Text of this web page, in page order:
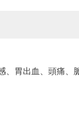
胃出血、頭痛